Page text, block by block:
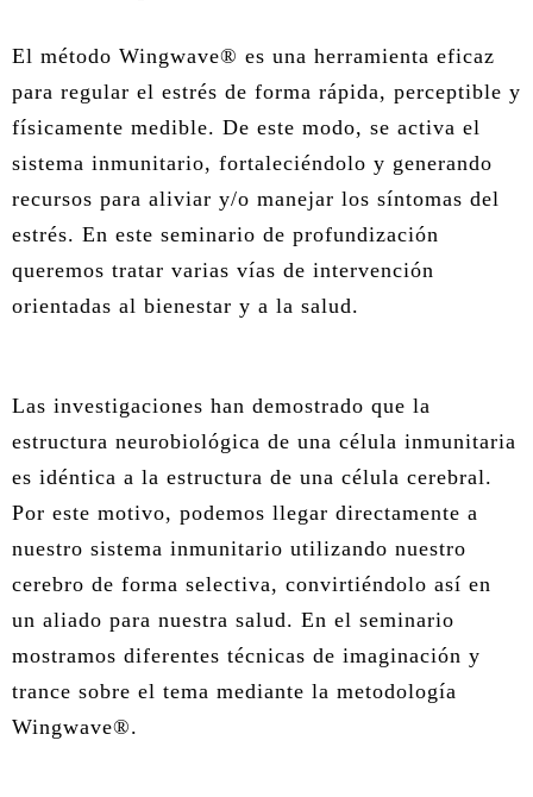
ÁREA DE TRAUMA
ÁREA DE CORPORAL
ÁREA DE PEDAGOGÍA SISTÉMICA
ÁREA DE INTERVENCIÓN ESTRATÉGICA
El método Wingwave® es una herramienta eficaz
para regular el estrés de forma rápida, perceptible y
físicamente medible. De este modo, se activa el
sistema inmunitario, fortaleciéndolo y generando
recursos para aliviar y/o manejar los síntomas del
estrés. En este seminario de profundización
queremos tratar varias vías de intervención
orientadas al bienestar y a la salud.
Las investigaciones han demostrado que la
estructura neurobiológica de una célula inmunitaria
es idéntica a la estructura de una célula cerebral.
Por este motivo, podemos llegar directamente a
nuestro sistema inmunitario utilizando nuestro
cerebro de forma selectiva, convirtiéndolo así en
un aliado para nuestra salud. En el seminario
mostramos diferentes técnicas de imaginación y
trance sobre el tema mediante la metodología
Wingwave®.